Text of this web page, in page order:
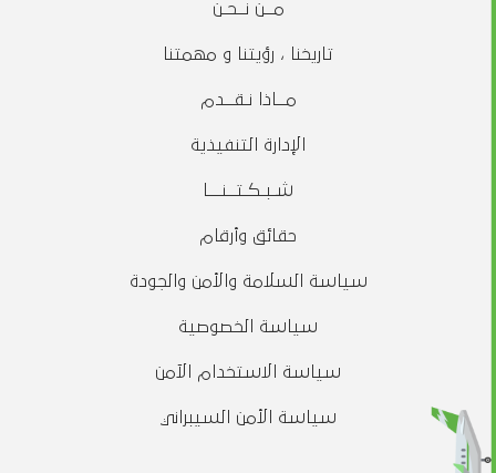
مــن نــحـن
تاريخنا ، رؤيتنا و مهمتنا
مــاذا نـقــدم
الإدارة التنفيذية
شـبـكـتــنـــا
حقائق وأرقام
سياسة السلامة والأمن والجودة
سياسة الخصوصية
سياسة الاستخدام الآمن
سياسة الأمن السيبراني